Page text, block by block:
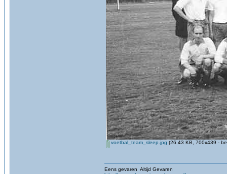
voetbal_team_sleep.jpg (26.43 KB, 700x439 -
Eens gevaren Altijd Gevaren